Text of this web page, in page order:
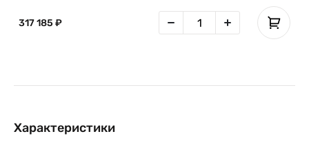
317 185 ₽
Характеристики